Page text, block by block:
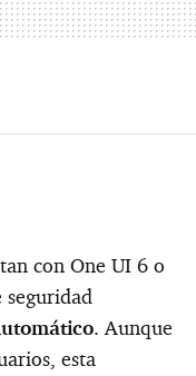
con One UI 6 o
. Aunque
esta